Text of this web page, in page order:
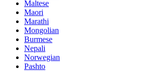
Maltese
Maori
Marathi
Mongolian
Burmese
Nepali
Norwegian
Pashto